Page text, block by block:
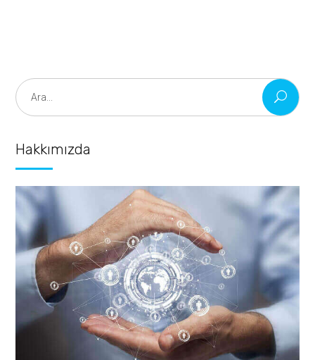
Search
for:
Hakkımızda